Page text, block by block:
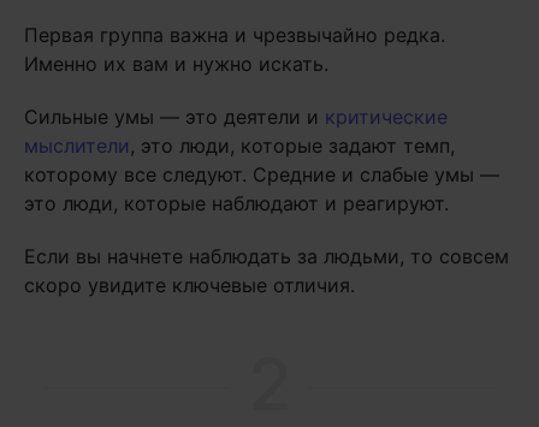
Первая группа важна и чрезвычайно редка.
Именно их вам и нужно искать.
Сильные умы — это деятели и критические
мыслители , это люди, которые задают темп,
которому все следуют. Средние и слабые умы —
это люди, которые наблюдают и реагируют.
Если вы начнете наблюдать за людьми, то совсем
скоро увидите ключевые отличия.